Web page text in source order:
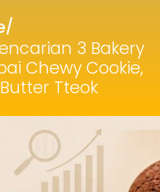
/
3 Bakery
Chewy Cookie,
Tteok